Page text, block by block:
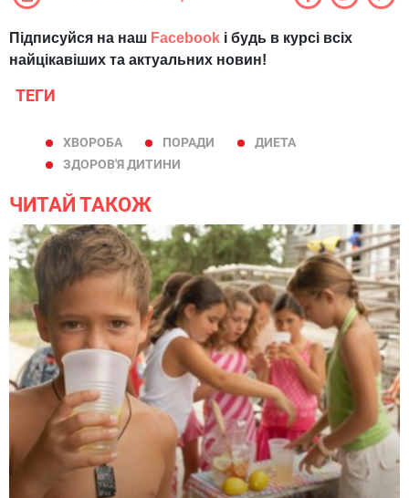
Підписуйся на наш Facebook і будь в курсі всіх
найцікавіших та актуальних новин!
ТЕГИ
ХВОРОБА ПОРАДИ
ДИЕТА
ЗДОРОВ'Я ДИТИНИ
ЧИТАЙ ТАКОЖ